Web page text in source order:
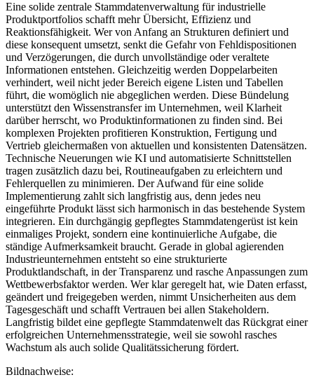
Eine solide zentrale Stammdatenverwaltung für industrielle
Produktportfolios schafft mehr Übersicht, Effizienz und
Reaktionsfähigkeit. Wer von Anfang an Strukturen definiert und
diese konsequent umsetzt, senkt die Gefahr von Fehldispositionen
und Verzögerungen, die durch unvollständige oder veraltete
Informationen entstehen. Gleichzeitig werden Doppelarbeiten
verhindert, weil nicht jeder Bereich eigene Listen und Tabellen
führt, die womöglich nie abgeglichen werden. Diese Bündelung
unterstützt den Wissenstransfer im Unternehmen, weil Klarheit
darüber herrscht, wo Produktinformationen zu finden sind. Bei
komplexen Projekten profitieren Konstruktion, Fertigung und
Vertrieb gleichermaßen von aktuellen und konsistenten Datensätzen.
Technische Neuerungen wie KI und automatisierte Schnittstellen
tragen zusätzlich dazu bei, Routineaufgaben zu erleichtern und
Fehlerquellen zu minimieren. Der Aufwand für eine solide
Implementierung zahlt sich langfristig aus, denn jedes neu
eingeführte Produkt lässt sich harmonisch in das bestehende System
integrieren. Ein durchgängig gepflegtes Stammdatengerüst ist kein
einmaliges Projekt, sondern eine kontinuierliche Aufgabe, die
ständige Aufmerksamkeit braucht. Gerade in global agierenden
Industrieunternehmen entsteht so eine strukturierte
Produktlandschaft, in der Transparenz und rasche Anpassungen zum
Wettbewerbsfaktor werden. Wer klar geregelt hat, wie Daten erfasst,
geändert und freigegeben werden, nimmt Unsicherheiten aus dem
Tagesgeschäft und schafft Vertrauen bei allen Stakeholdern.
Langfristig bildet eine gepflegte Stammdatenwelt das Rückgrat einer
erfolgreichen Unternehmensstrategie, weil sie sowohl rasches
Wachstum als auch solide Qualitätssicherung fördert.
Bildnachweise: